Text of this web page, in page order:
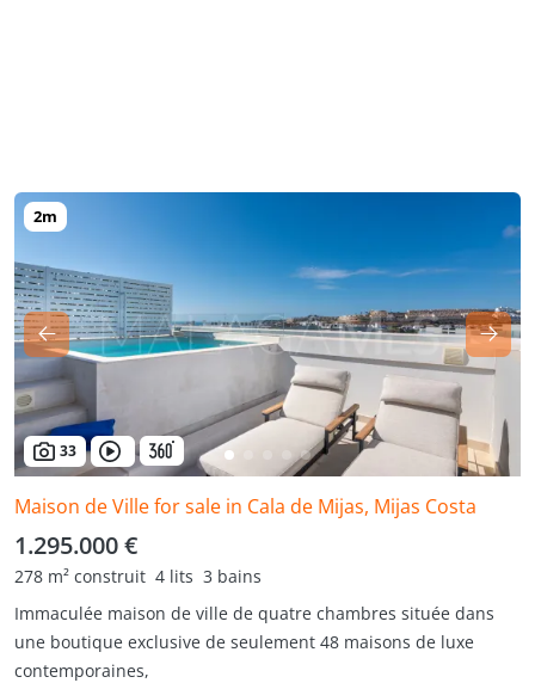
33
Maison de Ville for sale in Cala de Mijas, Mijas Costa
1.295.000 €
278 m² construit 4 lits 3 bains
Immaculée maison de ville de quatre chambres située dans
une boutique exclusive de seulement 48 maisons de luxe
contemporaines,